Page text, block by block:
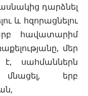
դարձնել
և հզորացնելու
հավատարիմ
մեր
է, սահմաններն
երբ